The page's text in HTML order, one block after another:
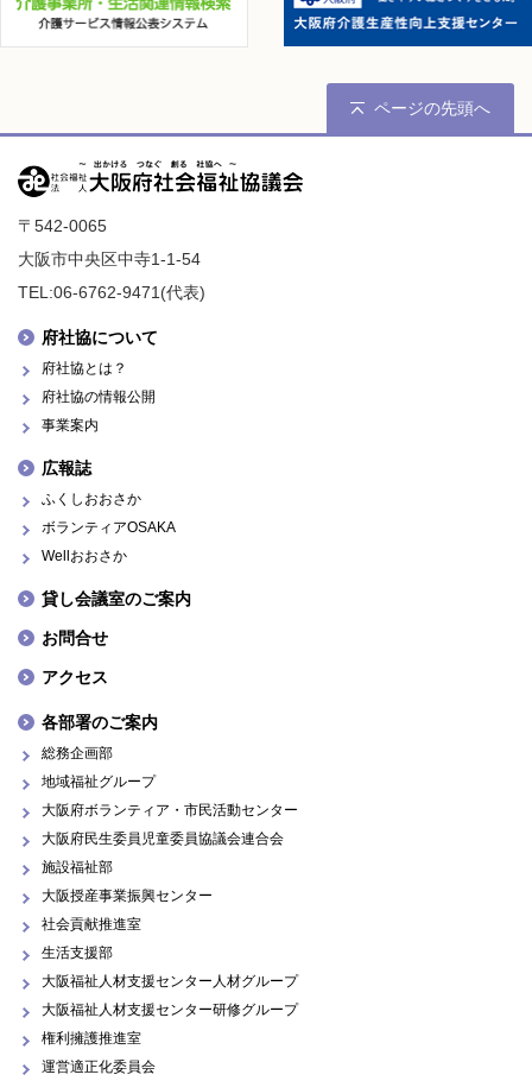
ページの先頭へ
〒542-0065
大阪市中央区中寺1-1-54
TEL:06-6762-9471(代表)
府社協について
府社協とは？
府社協の情報公開
事業案内
広報誌
ふくしおおさか
ボランティアOSAKA
Wellおおさか
貸し会議室のご案内
お問合せ
アクセス
各部署のご案内
総務企画部
地域福祉グループ
大阪府ボランティア・市民活動センター
大阪府民生委員児童委員協議会連合会
施設福祉部
大阪授産事業振興センター
社会貢献推進室
生活支援部
大阪福祉人材支援センター人材グループ
大阪福祉人材支援センター研修グループ
権利擁護推進室
運営適正化委員会